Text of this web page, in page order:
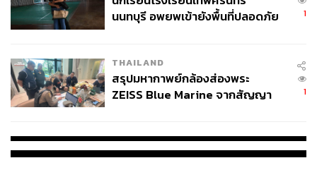
atest-a8079126.html
www.telegraph.co.uk/news/2017/11/27/aung-san-su
www.theguardian.com/world/2017/nov/27/aung-san-
suu-kyi-loses-freedom-of-oxford-over-rohingya-crisis
www.theatlantic.com/international/archive/2017/09/a
ung-san-suu-kyi-nobel-prize/540453
TAGS: ประชาธิปไตย Myanmar Nobel Prize
โรฮีนจา
นนทบุรี อพยพเข้ายังพื้นที่ปลอดภัย
1
THAILAND
สรุปมหากาพย์กล้องส่องพระ
ZEISS Blue Marine จากสัญญา
จ่ายหนี้-แอบระบุแบรนด์
1